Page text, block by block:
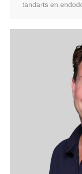
tandarts en